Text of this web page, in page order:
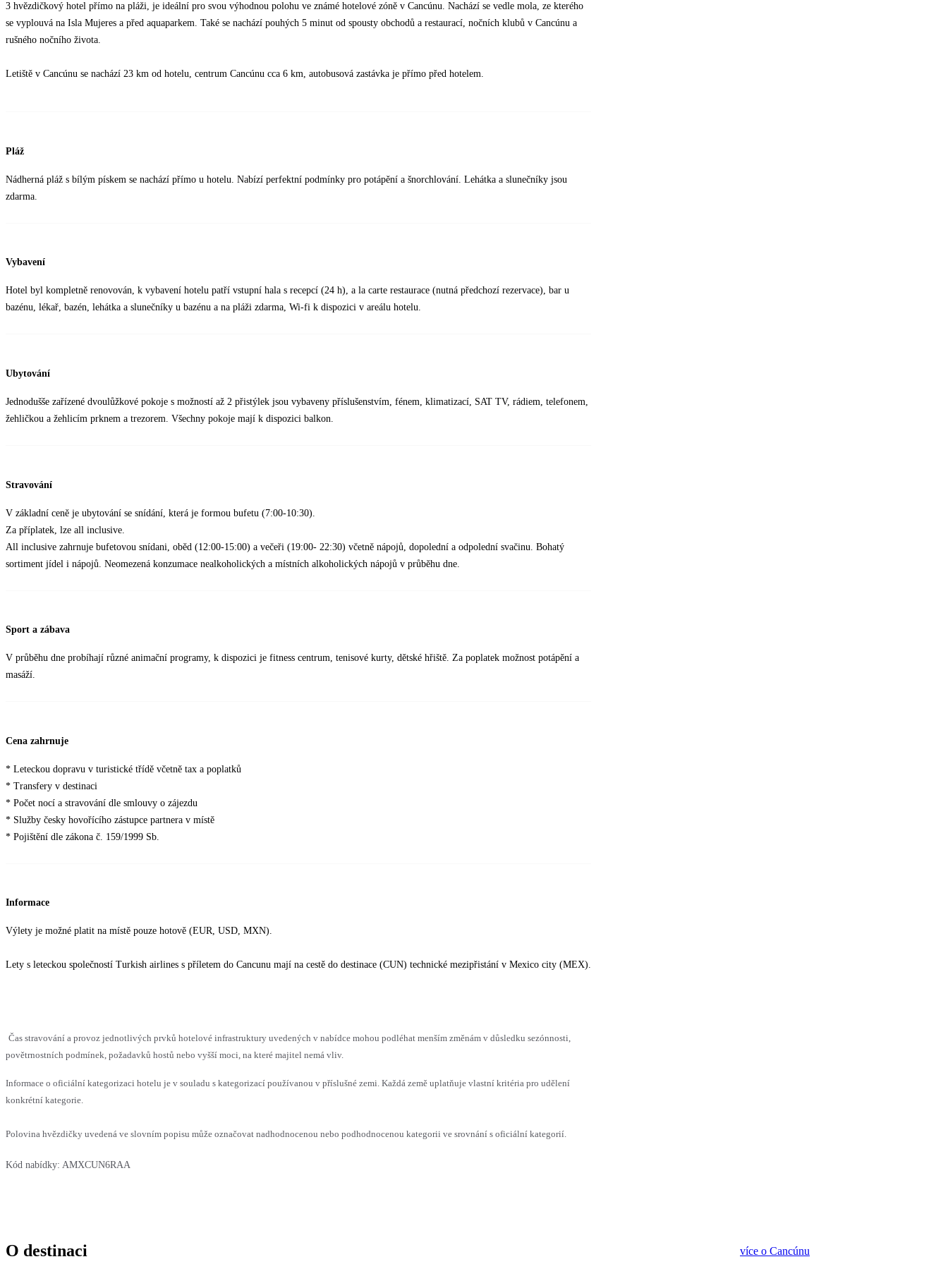
3 hvězdičkový hotel přímo na pláži, je ideální pro svou výhodnou polohu ve známé hotelové zóně v Cancúnu. Nachází se vedle mola, ze kterého
se vyplouvá na Isla Mujeres a před aquaparkem. Také se nachází pouhých 5 minut od spousty obchodů a restaurací, nočních klubů v Cancúnu a
rušného nočního života.
Letiště v Cancúnu se nachází 23 km od hotelu, centrum Cancúnu cca 6 km, autobusová zastávka je přímo před hotelem.
Pláž
Nádherná pláž s bílým pískem se nachází přímo u hotelu. Nabízí perfektní podmínky pro potápění a šnorchlování. Lehátka a slunečníky jsou
zdarma.
Vybavení
Hotel byl kompletně renovován, k vybavení hotelu patří vstupní hala s recepcí (24 h), a la carte restaurace (nutná předchozí rezervace), bar u
bazénu, lékař, bazén, lehátka a slunečníky u bazénu a na pláži zdarma, Wi-fi k dispozici v areálu hotelu.
Ubytování
Jednodušše zařízené dvoulůžkové pokoje s možností až 2 přistýlek jsou vybaveny příslušenstvím, fénem, klimatizací, SAT TV, rádiem, telefonem,
žehličkou a žehlicím prknem a trezorem. Všechny pokoje mají k dispozici balkon.
Stravování
V základní ceně je ubytování se snídání, která je formou bufetu (7:00-10:30).
Za příplatek, lze all inclusive.
All inclusive zahrnuje bufetovou snídani, oběd (12:00-15:00) a večeři (19:00- 22:30) včetně nápojů, dopolední a odpolední svačinu. Bohatý
sortiment jídel i nápojů. Neomezená konzumace nealkoholických a místních alkoholických nápojů v průběhu dne.
Sport a zábava
V průběhu dne probíhají různé animační programy, k dispozici je fitness centrum, tenisové kurty, dětské hřiště. Za poplatek možnost potápění a
masáží.
Cena zahrnuje
* Leteckou dopravu v turistické třídě včetně tax a poplatků
* Transfery v destinaci
* Počet nocí a stravování dle smlouvy o zájezdu
* Služby česky hovořícího zástupce partnera v místě
* Pojištění dle zákona č. 159/1999 Sb.
Informace
Výlety je možné platit na místě pouze hotově (EUR, USD, MXN).
Lety s leteckou společností Turkish airlines s příletem do Cancunu mají na cestě do destinace (CUN) technické mezipřistání v Mexico city (MEX).
Čas stravování a provoz jednotlivých prvků hotelové infrastruktury uvedených v nabídce mohou podléhat menším změnám v důsledku sezónnosti,
povětrnostních podmínek, požadavků hostů nebo vyšší moci, na které majitel nemá vliv.
Informace o oficiální kategorizaci hotelu je v souladu s kategorizací používanou v příslušné zemi. Každá země uplatňuje vlastní kritéria pro udělení
konkrétní kategorie.
Polovina hvězdičky uvedená ve slovním popisu může označovat nadhodnocenou nebo podhodnocenou kategorii ve srovnání s oficiální kategorií.
Kód nabídky: AMXCUN6RAA
O destinaci více o Cancúnu